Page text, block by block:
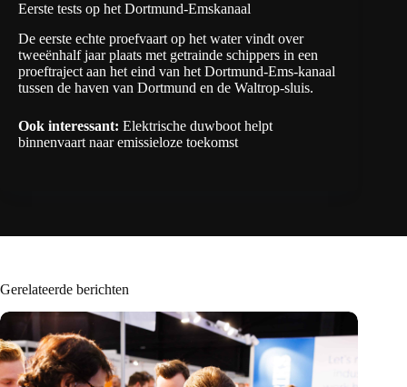
Eerste tests op het Dortmund-Emskanaal
De eerste echte proefvaart op het water vindt over
tweeënhalf jaar plaats met getrainde schippers in een
proeftraject aan het eind van het Dortmund-Ems-kanaal
tussen de haven van Dortmund en de Waltrop-sluis.
Ook interessant: Elektrische duwboot helpt
binnenvaart naar emissieloze toekomst
Gerelateerde berichten